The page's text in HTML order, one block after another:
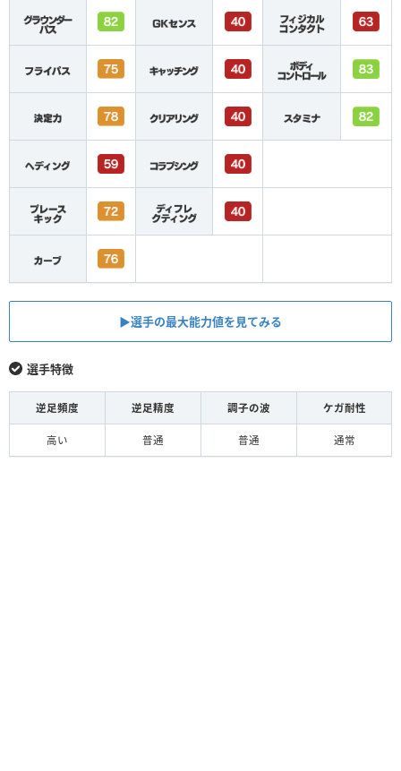
▶︎選手の最大能力値を見てみる
選手特徴
逆足頻度 逆足精度 調子の波 ケガ耐性
高い 普通 普通 通常